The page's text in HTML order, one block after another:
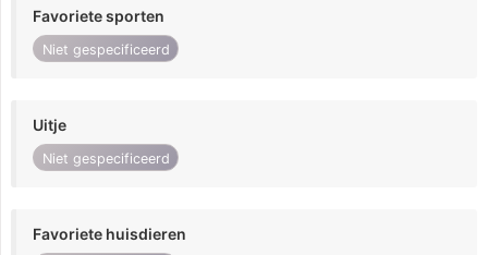
Favoriete sporten
Niet gespecificeerd
Uitje
Niet gespecificeerd
Favoriete huisdieren